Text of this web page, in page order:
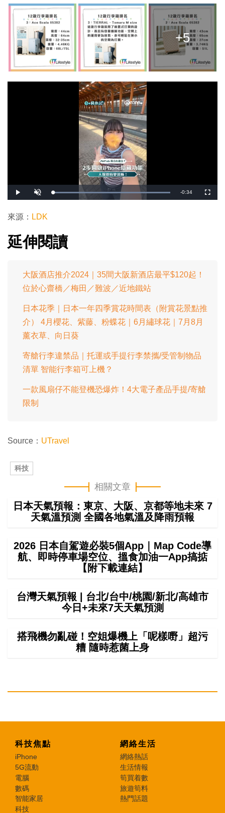
+5
播
放
開
啟
載
入
剩
-0:34
全
螢
來源： LDK
延伸閱讀
大阪酒店推介2024｜35間大阪新酒店最平$120起！
位於心齋橋／梅田／難波／近地鐵站
日本花季｜日本一年四季賞花時間表（附賞花景點推
介） 4月櫻花、紫藤、粉蝶花｜6月繡球花｜7月8月
薰衣草、向日葵
寄艙行李違禁品｜托運或手提行李禁攜/受管制物品
清單 智能行李箱可上機？
一款風扇仔不能登機恐爆炸！4大電子產品手提/寄艙
限制
Source： UTravel
科技
相關文章
日本天氣預報：東京、大阪、京都等地未來 7
天氣溫預測 全國各地氣溫及降雨預報
2026 日本自駕遊必裝5個App｜Map Code導
航、即時停車場空位、搵食加油一App搞掂
【附下載連結】
台灣天氣預報 | 台北/台中/桃園/新北/高雄市
今日+未來7天天氣預測
搭飛機勿亂碰！空姐爆機上「呢樣嘢」超污
糟 隨時惹菌上身
科技焦點
iPhone
5G流動
電腦
數碼
智能家居
科技
網絡生活
網絡熱話
生活情報
筍買着數
旅遊筍料
熱門話題